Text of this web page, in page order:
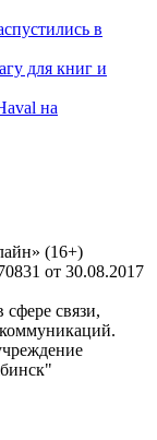
в
для книг и
на
(16+)
от 30.08.2017
связи,